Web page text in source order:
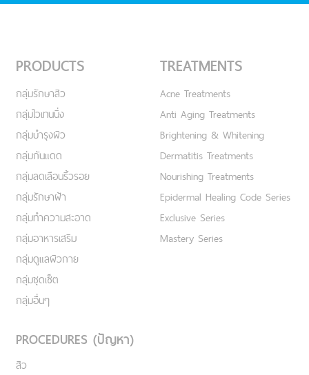
PRODUCTS
กลุ่มรักษาสิว
กลุ่มไวเทนนิ่ง
กลุ่มบำรุงผิว
กลุ่มกันแดด
กลุ่มลดเลือนริ้วรอย
กลุ่มรักษาฝ้า
กลุ่มทำความสะอาด
กลุ่มอาหารเสริม
กลุ่มดูแลผิวกาย
กลุ่มชุดเซ็ต
กลุ่มอื่นๆ
TREATMENTS
Acne Treatments
Anti Aging Treatments
Brightening & Whitening
Dermatitis Treatments
Nourishing Treatments
Epidermal Healing Code Series
Exclusive Series
Mastery Series
PROCEDURES (ปัญหา)
สิว